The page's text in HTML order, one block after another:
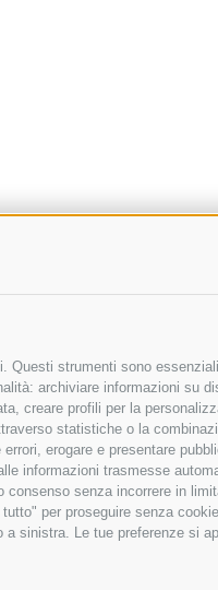
strumenti sono
archiviare informazioni
creare profili per la
statistiche o la
erogare e presentare
informazioni trasmesse
senza incorrere in
per proseguire senza
sinistra. Le tue preferenze si